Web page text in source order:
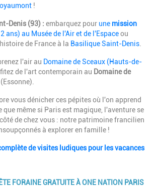
!
Denis (93) : embarquez pour une mission
ans) au Musée de l'Air et de l'Espaceou
de France à la Basilique Saint-Denis
l'air au Domaine de Sceaux (Hauts-de-
de l'art contemporain au Domaine de
vous dénicher ces pépites où l'on apprend
que même si Paris est magique, l'aventure se
de chez vous : notre patrimoine francilien
à explorer en famille !
de visites ludiques pour les vacances
FORAINE GRATUITE À ONE NATION PARIS